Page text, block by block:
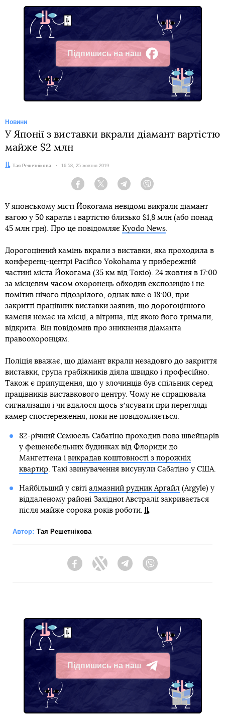
Підпишись на наш
Facebook
Новини
У Японії з виставки вкрали діамант вартістю
майже $2 млн
Автор:
Тая Решетнікова Дата:
16:58, 25 жовтня 2019
Facebook Twitter Telegram
У японському місті Йокогама невідомі викрали діамант
вагою у 50 каратів і вартістю близько $1,8 млн (або понад
45 млн грн). Про це повідомляє Kyodo News.
Дорогоцінний камінь вкрали з виставки, яка проходила в
конференц-центрі Pacifico Yokohama у прибережній
частині міста Йокогама (35 км від Токіо). 24 жовтня в 17:00
за місцевим часом охоронець обходив експозицію і не
помітив нічого підозрілого, однак вже о 18:00, при
закритті працівник виставки заявив, що дорогоцінного
каменя немає на місці, а вітрина, під якою його тримали,
відкрита. Він повідомив про зникнення діаманта
правоохоронцям.
Поліція вважає, що діамант вкрали незадовго до закриття
виставки, група грабіжників діяла швидко і професійно.
Також є припущення, що у злочинців був спільник серед
працівників виставкового центру. Чому не спрацювала
сигналізація і чи вдалося щось зʼясувати при перегляді
камер спостереження, поки не повідомляється.
82-річний Семюель Сабатіно проходив повз швейцарів
у фешенебельних будинках від Флориди до
Мангеттена і викрадав коштовності з порожніх
квартир. Такі звинувачення висунули Сабатіно у США.
Найбільший у світі алмазний рудник Аргайл(Argyle) у
віддаленому районі Західної Австралії закривається
після майже сорока років роботи.
Автор: Тая Решетнікова
FacebookTwitter Telegram
Підпишись на наш
Telegram